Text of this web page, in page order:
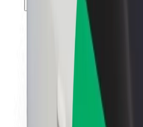
Θέσεις εργασίας
Σχετικά με τη Bolt
Βιωσιμότητα στη Bolt
Project Zero
Κέντρο Τύπου
Κατευθυντήριες γραμμές Brand